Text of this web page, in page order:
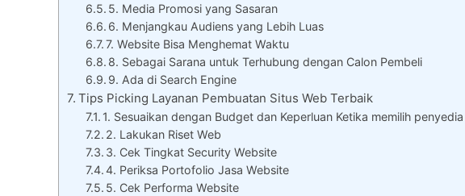
5. Media Promosi yang Sasaran
6. Menjangkau Audiens yang Lebih Luas
7. Website Bisa Menghemat Waktu
8. Sebagai Sarana untuk Terhubung dengan Calon Pembeli
9. Ada di Search Engine
Tips Picking Layanan Pembuatan Situs Web Terbaik
1. Sesuaikan dengan Budget dan Keperluan Ketika memilih
2. Lakukan Riset Web
3. Cek Tingkat Security Website
4. Periksa Portofolio Jasa Website
5. Cek Performa Website